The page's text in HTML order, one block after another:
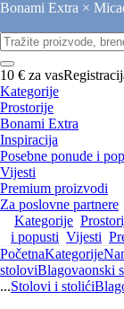
Bonami Extra ×
10 € za vas
Kategorije
Prostorije
Bonami Extra
Inspiracija
Posebne ponude i
Vijesti
Premium proizvodi
Za poslovne partnere
Kategorije
i popusti Vijesti
PočetnaKategorije
stoloviBlagovaonski
...Stolovi i stolići